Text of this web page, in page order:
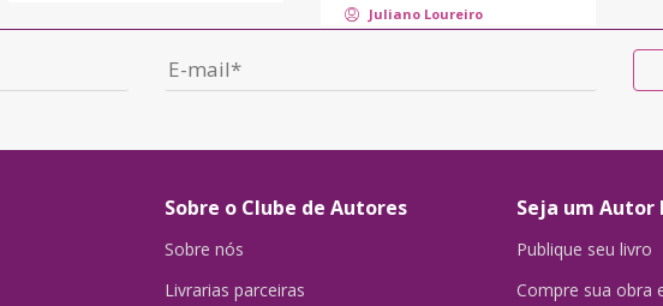
Juliano Loureiro
Sobre o Clube de Autores
Sobre nós
Livrarias parceiras
Seja um Autor
Publique seu livro
Compre sua obra